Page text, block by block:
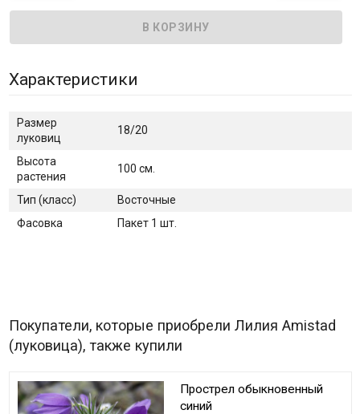
Характеристики
Размер
луковиц
18/20
Высота
растения
100 см.
Тип (класс)
Восточные
Фасовка
Пакет 1 шт.
Покупатели, которые приобрели Лилия Amistad
(луковица), также купили
Прострел обыкновенный
синий